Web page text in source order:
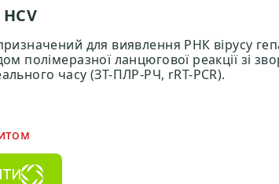
для виявлення РНК вірусу
полімеразної ланцюгової реакції зі
часу (ЗТ-ПЛР-РЧ, rRT-PCR).